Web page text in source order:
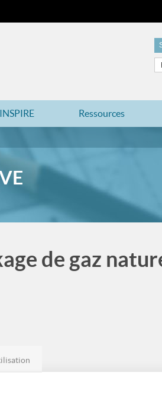
INSPIRE Ressources
de gaz